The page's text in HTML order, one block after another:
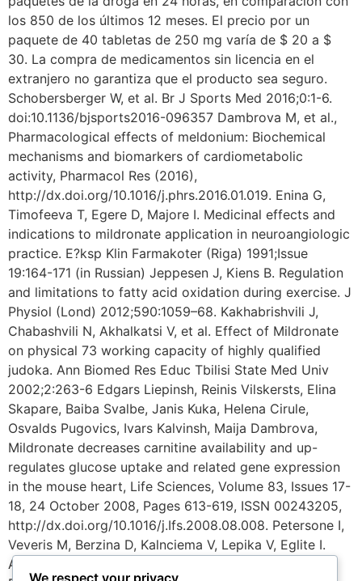
los 850 de los últimos 12 meses. El precio por un
paquete de 40 tabletas de 250 mg varía de $ 20 a $
30. La compra de medicamentos sin licencia en el
extranjero no garantiza que el producto sea seguro.
Schobersberger W, et al. Br J Sports Med 2016;0:1-6.
doi:10.1136/bjsports2016-096357 Dambrova M, et al.,
Pharmacological effects of meldonium: Biochemical
mechanisms and biomarkers of cardiometabolic
activity, Pharmacol Res (2016),
http://dx.doi.org/10.1016/j.phrs.2016.01.019. Enina G,
Timofeeva T, Egere D, Majore I. Medicinal effects and
indications to mildronate application in neuroangiologic
practice. E?ksp Klin Farmakoter (Riga) 1991;Issue
19:164-171 (in Russian) Jeppesen J, Kiens B. Regulation
and limitations to fatty acid oxidation during exercise. J
Physiol (Lond) 2012;590:1059–68. Kakhabrishvili J,
Chabashvili N, Akhalkatsi V, et al. Effect of Mildronate
on physical 73 working capacity of highly qualified
judoka. Ann Biomed Res Educ Tbilisi State Med Univ
2002;2:263-6 Edgars Liepinsh, Reinis Vilskersts, Elina
Skapare, Baiba Svalbe, Janis Kuka, Helena Cirule,
Osvalds Pugovics, Ivars Kalvinsh, Maija Dambrova,
Mildronate decreases carnitine availability and up-
regulates glucose uptake and related gene expression
in the mouse heart, Life Sciences, Volume 83, Issues 17-
18, 24 October 2008, Pages 613-619, ISSN 00243205,
http://dx.doi.org/10.1016/j.Ifs.2008.08.008. Petersone I,
Veveris M, Berzina D, Kalnciema V, Lepika V, Eglite I.
Acute and chronic toxicity of mildronate. E?ksp Klin